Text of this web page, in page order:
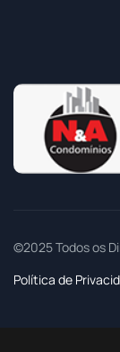
©2025 Todos os
Política de